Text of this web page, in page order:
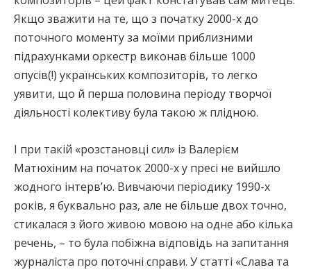
Якщо зважити на те, що з початку 2000-х до
поточного моменту за моїми приблизними
підрахунками оркестр виконав більше 1000
опусів(!) українських композиторів, то легко
уявити, що й перша половина періоду творчої
діяльності колективу була такою ж плідною.
І при такій «розстановці сил» із Валерієм
Матюхіним на початок 2000-х у пресі не вийшло
жодного інтерв’ю. Вивчаючи періодику 1990-х
років, я буквально раз, але не більше двох точно,
стикалася з його живою мовою на одне або кілька
речень, – то була побіжна відповідь на запитання
журналіста про поточні справи. У статті «Слава та